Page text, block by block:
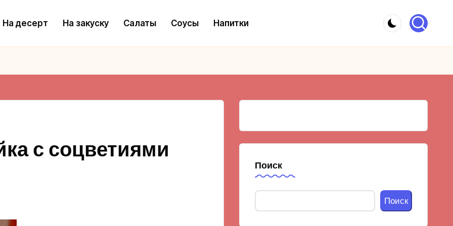
На десерт На закуску Салаты Соусы Напитки
с соцветиями
Поиск
Поиск